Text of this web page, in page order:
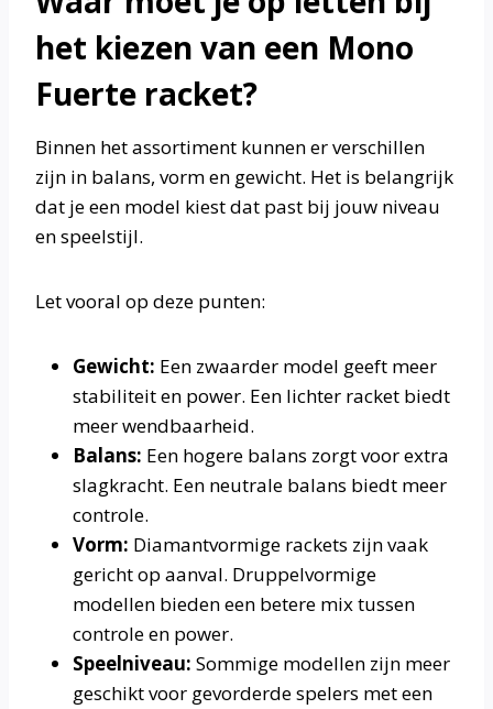
het kiezen van een Mono
Fuerte racket?
Binnen het assortiment kunnen er verschillen
zijn in balans, vorm en gewicht. Het is belangrijk
dat je een model kiest dat past bij jouw niveau
en speelstijl.
Let vooral op deze punten:
Gewicht: Een zwaarder model geeft meer
stabiliteit en power. Een lichter racket biedt
meer wendbaarheid.
Balans: Een hogere balans zorgt voor extra
slagkracht. Een neutrale balans biedt meer
controle.
Vorm: Diamantvormige rackets zijn vaak
gericht op aanval. Druppelvormige
modellen bieden een betere mix tussen
controle en power.
Speelniveau: Sommige modellen zijn meer
geschikt voor gevorderde spelers met een